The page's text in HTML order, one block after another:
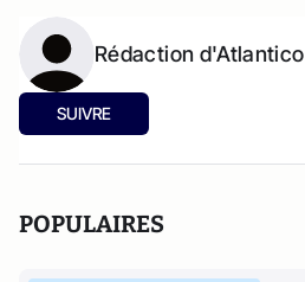
Rédaction d'Atlantico
SUIVRE
POPULAIRES